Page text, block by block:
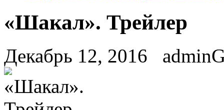
«Шакал». Трейлер
Декабрь 12, 2016